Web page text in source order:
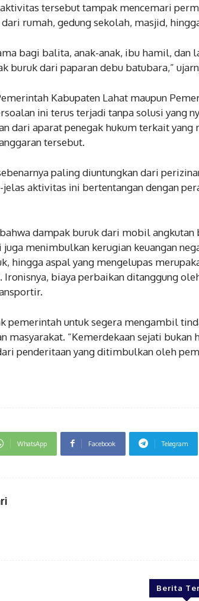
tersebut tampak mencemari
rumah, gedung sekolah, masjid,
bagi balita, anak-anak, ibu hamil, dan
buruk dari paparan debu batubara,”
Kabupaten Lahat maupun
ini terus terjadi tanpa solusi yang
dari aparat penegak hukum terkait yang
tersebut.
paling diuntungkan dari
jelas aktivitas ini bertentangan dengan
dampak buruk dari mobil angkutan
menimbulkan kerugian keuangan
hingga aspal yang mengelupas
biaya perbaikan ditanggung
pemerintah untuk segera mengambil
masyarakat. “Kemerdekaan sejati bukan
penderitaan yang ditimbulkan oleh
WhatsApp Facebook Telegram
Berita